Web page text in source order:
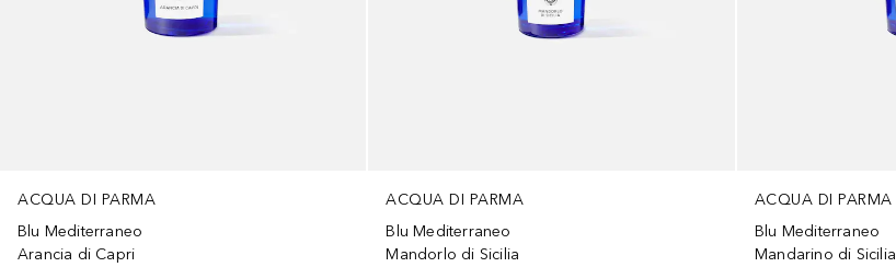
ACQUA DI PARMA
Blu Mediterraneo
Arancia di Capri
ACQUA DI PARMA
Blu Mediterraneo
Mandorlo di Sicilia
ACQUA DI PARMA
Blu Mediterraneo
Mandarino di Sicilia